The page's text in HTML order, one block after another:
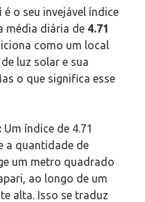
é o seu invejável índice
média diária de 4.71
como um local
luz solar e sua
o que significa esse
Um índice de 4.71
a quantidade de
um metro quadrado
ao longo de um
alta. Isso se traduz